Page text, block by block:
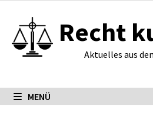
Inhalt
springen
Recht
Aktuelles aus
MENÜ